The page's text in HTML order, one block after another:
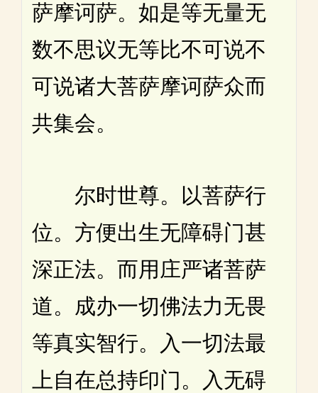
萨摩诃萨。如是等无量无
数不思议无等比不可说不
可说诸大菩萨摩诃萨众而
共集会。
尔时世尊。以菩萨行
位。方便出生无障碍门甚
深正法。而用庄严诸菩萨
道。成办一切佛法力无畏
等真实智行。入一切法最
上自在总持印门。入无碍